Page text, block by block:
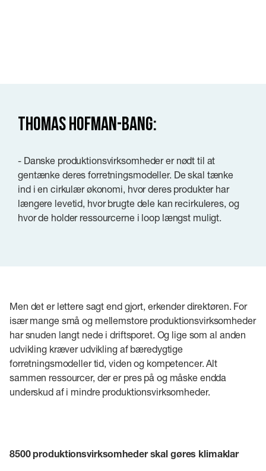
Thomas Hofman-Bang:
- Danske produktionsvirksomheder er nødt til at
gentænke deres forretningsmodeller. De skal tænke
ind i en cirkulær økonomi, hvor deres produkter har
længere levetid, hvor brugte dele kan recirkuleres, og
hvor de holder ressourcerne i loop længst muligt.
Men det er lettere sagt end gjort, erkender direktøren. For
især mange små og mellemstore produktionsvirksomheder
har snuden langt nede i driftsporet. Og lige som al anden
udvikling kræver udvikling af bæredygtige
forretningsmodeller tid, viden og kompetencer. Alt
sammen ressourcer, der er pres på og måske endda
underskud af i mindre produktionsvirksomheder.
8500 produktionsvirksomheder skal gøres klimaklar